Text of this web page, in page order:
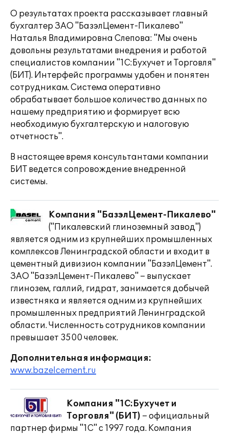
О результатах проекта рассказывает главный
бухгалтер ЗАО "БазэлЦемент-Пикалево"
Наталья Владимировна Слепова: "Мы очень
довольны результатами внедрения и работой
специалистов компании "1С:Бухучет и Торговля"
(БИТ). Интерфейс программы удобен и понятен
сотрудникам. Система оперативно
обрабатывает большое количество данных по
нашему предприятию и формирует всю
необходимую бухгалтерскую и налоговую
отчетность".
В настоящее время консультантами компании
БИТ ведется сопровождение внедренной
системы.
Компания "БазэлЦемент-Пикалево"
("Пикалевский глиноземный завод")
является одним из крупнейших промышленных
комплексов Ленинградской области и входит в
цементный дивизион компании "БазэлЦемент".
ЗАО "БазэлЦемент-Пикалево" – выпускает
глинозем, галлий, гидрат, занимается добычей
известняка и является одним из крупнейших
промышленных предприятий Ленинградской
области. Численность сотрудников компании
превышает 3500 человек.
Дополнительная информация:
www.bazelcement.ru
Компания "1С:Бухучет и
Торговля" (БИТ) – официальный
партнер фирмы "1С" с 1997 года. Компания